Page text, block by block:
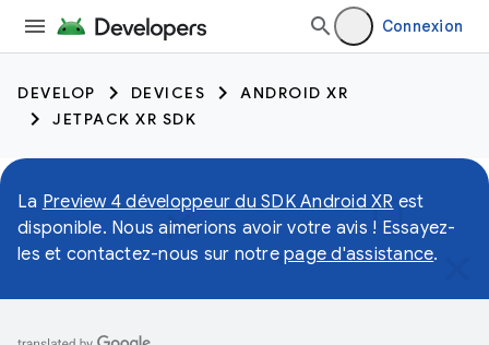
Connexion
DEVELOP DEVICES
ANDROID XR
JETPACK XR SDK
La Preview 4 développeur du SDK Android XR est
disponible. Nous aimerions avoir votre avis ! Essayez-
les et contactez-nous sur notre page d'assistance.